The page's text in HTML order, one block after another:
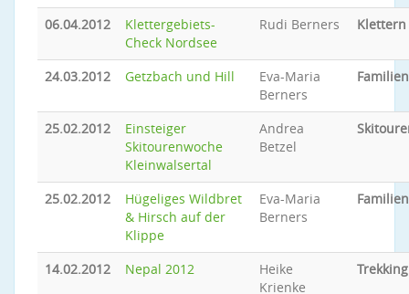
06.04.2012
Klettergebiets-
Check Nordsee
Rudi Berners Klettern
24.03.2012 Getzbach und Hill
Eva-Maria
Berners
25.02.2012
Einsteiger
Skitourenwoche
Kleinwalsertal
Andrea
Betzel
25.02.2012
Hügeliges Wildbret
& Hirsch auf der
Klippe
Eva-Maria
Berners
14.02.2012 Nepal 2012
Heike
Krienke
Trekking